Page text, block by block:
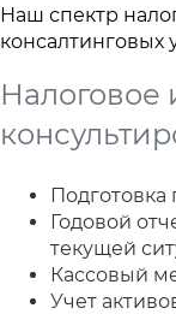
Наш спектр
консалтинговых
Налоговое
Подготовка
Годовой
текущей
Кассовый
Учет